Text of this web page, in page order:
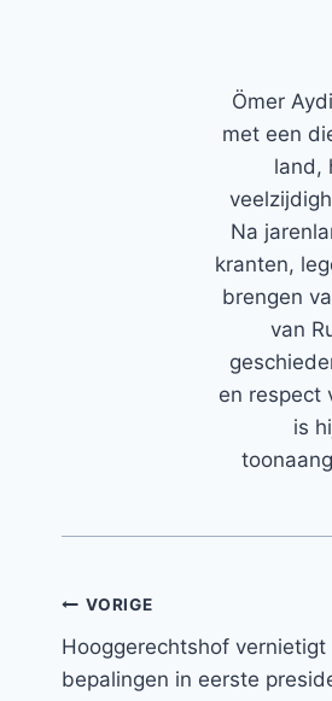
Ömer
met een
land,
Na
kranten,
brengen
van
en respect
is
Bericht
navigatie
VORIGE
Hooggerechtshof vernietigt
bepalingen in eerste